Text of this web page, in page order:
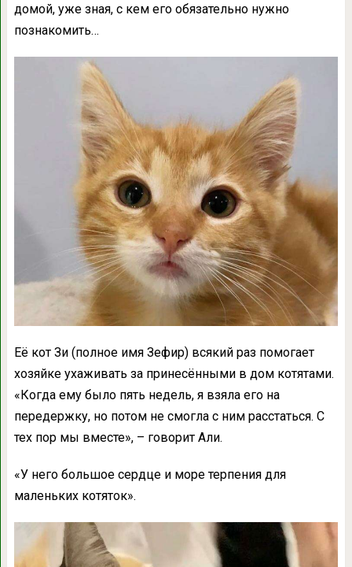
домой, уже зная, с кем его обязательно нужно
познакомить…
Её кот Зи (полное имя Зефир) всякий раз помогает
хозяйке ухаживать за принесёнными в дом котятами.
«Когда ему было пять недель, я взяла его на
передержку, но потом не смогла с ним расстаться. С
тех пор мы вместе», – говорит Али.
«У него большое сердце и море терпения для
маленьких котяток».